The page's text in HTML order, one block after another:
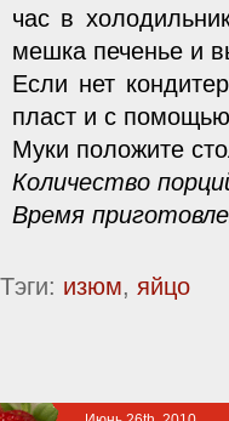
час в
мешка печенье и
Если нет
пласт и с
Муки положите
Количество
Время
Тэги: изюм, яйцо